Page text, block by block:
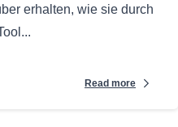
erhalten, wie sie durch
Read more